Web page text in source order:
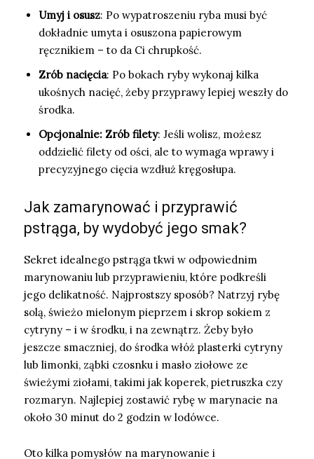
Umyj i osusz: Po wypatroszeniu ryba musi być
dokładnie umyta i osuszona papierowym
ręcznikiem – to da Ci chrupkość.
Zrób nacięcia: Po bokach ryby wykonaj kilka
ukośnych nacięć, żeby przyprawy lepiej weszły do
środka.
Opcjonalnie: Zrób filety: Jeśli wolisz, możesz
oddzielić filety od ości, ale to wymaga wprawy i
precyzyjnego cięcia wzdłuż kręgosłupa.
Jak zamarynować i przyprawić
pstrąga, by wydobyć jego smak?
Sekret idealnego pstrąga tkwi w odpowiednim
marynowaniu lub przyprawieniu, które podkreśli
jego delikatność. Najprostszy sposób? Natrzyj rybę
solą, świeżo mielonym pieprzem i skrop sokiem z
cytryny – i w środku, i na zewnątrz. Żeby było
jeszcze smaczniej, do środka włóż plasterki cytryny
lub limonki, ząbki czosnku i masło ziołowe ze
świeżymi ziołami, takimi jak koperek, pietruszka czy
rozmaryn. Najlepiej zostawić rybę w marynacie na
około 30 minut do 2 godzin w lodówce.
Oto kilka pomysłów na marynowanie i